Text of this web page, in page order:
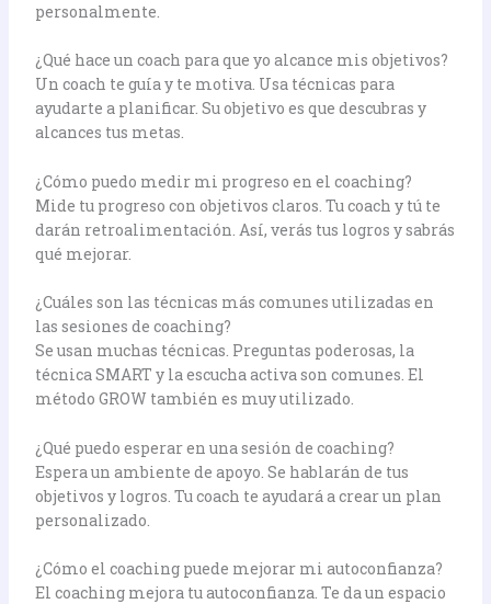
personalmente.
¿Qué hace un coach para que yo alcance mis objetivos?
Un coach te guía y te motiva. Usa técnicas para
ayudarte a planificar. Su objetivo es que descubras y
alcances tus metas.
¿Cómo puedo medir mi progreso en el coaching?
Mide tu progreso con objetivos claros. Tu coach y tú te
darán retroalimentación. Así, verás tus logros y sabrás
qué mejorar.
¿Cuáles son las técnicas más comunes utilizadas en
las sesiones de coaching?
Se usan muchas técnicas. Preguntas poderosas, la
técnica SMART y la escucha activa son comunes. El
método GROW también es muy utilizado.
¿Qué puedo esperar en una sesión de coaching?
Espera un ambiente de apoyo. Se hablarán de tus
objetivos y logros. Tu coach te ayudará a crear un plan
personalizado.
¿Cómo el coaching puede mejorar mi autoconfianza?
El coaching mejora tu autoconfianza. Te da un espacio